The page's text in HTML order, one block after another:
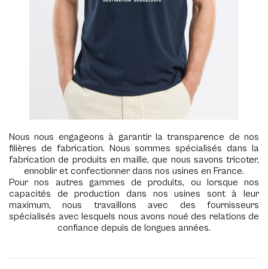
Nous nous engageons à garantir la transparence de nos
filières de fabrication. Nous sommes spécialisés dans la
fabrication de produits en maille, que nous savons tricoter,
ennoblir et confectionner dans nos usines en France.
Pour nos autres gammes de produits, ou lorsque nos
capacités de production dans nos usines sont à leur
maximum, nous travaillons avec des fournisseurs
spécialisés avec lesquels nous avons noué des relations de
confiance depuis de longues années.